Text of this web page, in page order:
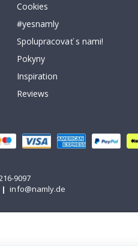
Cookies
#yesnamly
Spolupracovať s nami!
Pokyny
Inspiration
Reviews
9097
| info@namly.de